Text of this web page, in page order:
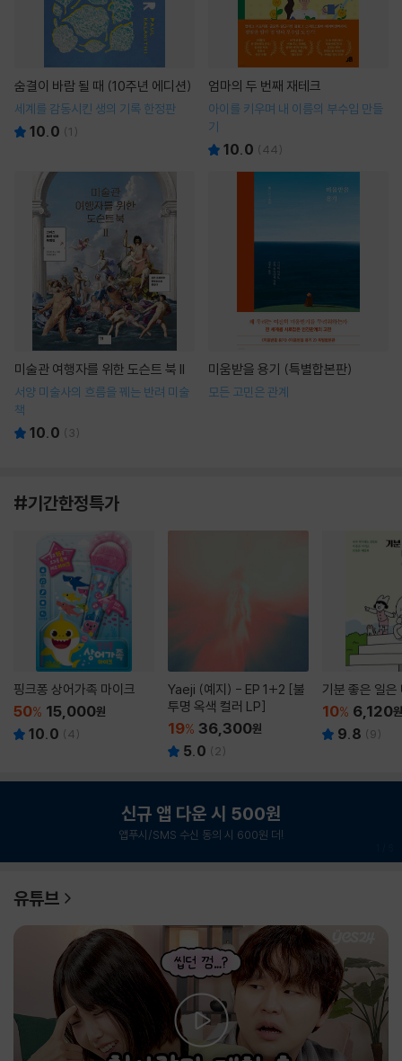
숨결이 바람 될 때 (10주년 에디션)
세계를 감동시킨 생의 기록 한정판
10.0 (1 )
엄마의 두 번째 재테크
아이를 키우며 내 이름의 부수입 만들
기
10.0 (44)
미술관 여행자를 위한 도슨트 북 II
서양 미술사의 흐름을 꿰는 반려 미술
책
10.0 ( 3)
미움받을 용기 (특별합본판)
모든 고민은 관계
#기간한정특가
핑크퐁 상어가족 마이크
50% 15,000원
10.0 (4)
Yaeji (예지) - EP 1+2 [불
투명 옥색 컬러 LP]
19% 36,300원
5.0 ( 2)
기분 좋은 일은
10% 6,120원
9.8 (9)
신규 앱 다운 시 500원
앱푸시/SMS 수신 동의 시 600원 더!
유튜브